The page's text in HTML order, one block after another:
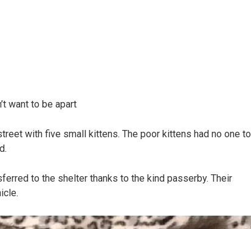
want to be apart
with five small kittens. The poor kittens had no one to
to the shelter thanks to the kind passerby. Their